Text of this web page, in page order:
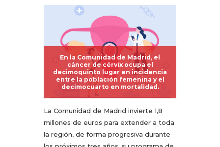
En la Comunidad de Madrid, el
cáncer de cérvix ocupa el
decimoquinto lugar en incidencia
entre la población femenina y el
decimocuarto en mortalidad.
La Comunidad de Madrid invierte 1,8
millones de euros para extender a toda
la región, de forma progresiva durante